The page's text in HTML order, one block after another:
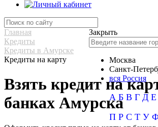
Закрыть
Москва
Санкт-
вся Россия
А Б В Г Д Е
П Р С Т У
Главная
Кредиты
Кредиты в Амурске
Кредиты на карту
Взять кредит на
банках Амурска